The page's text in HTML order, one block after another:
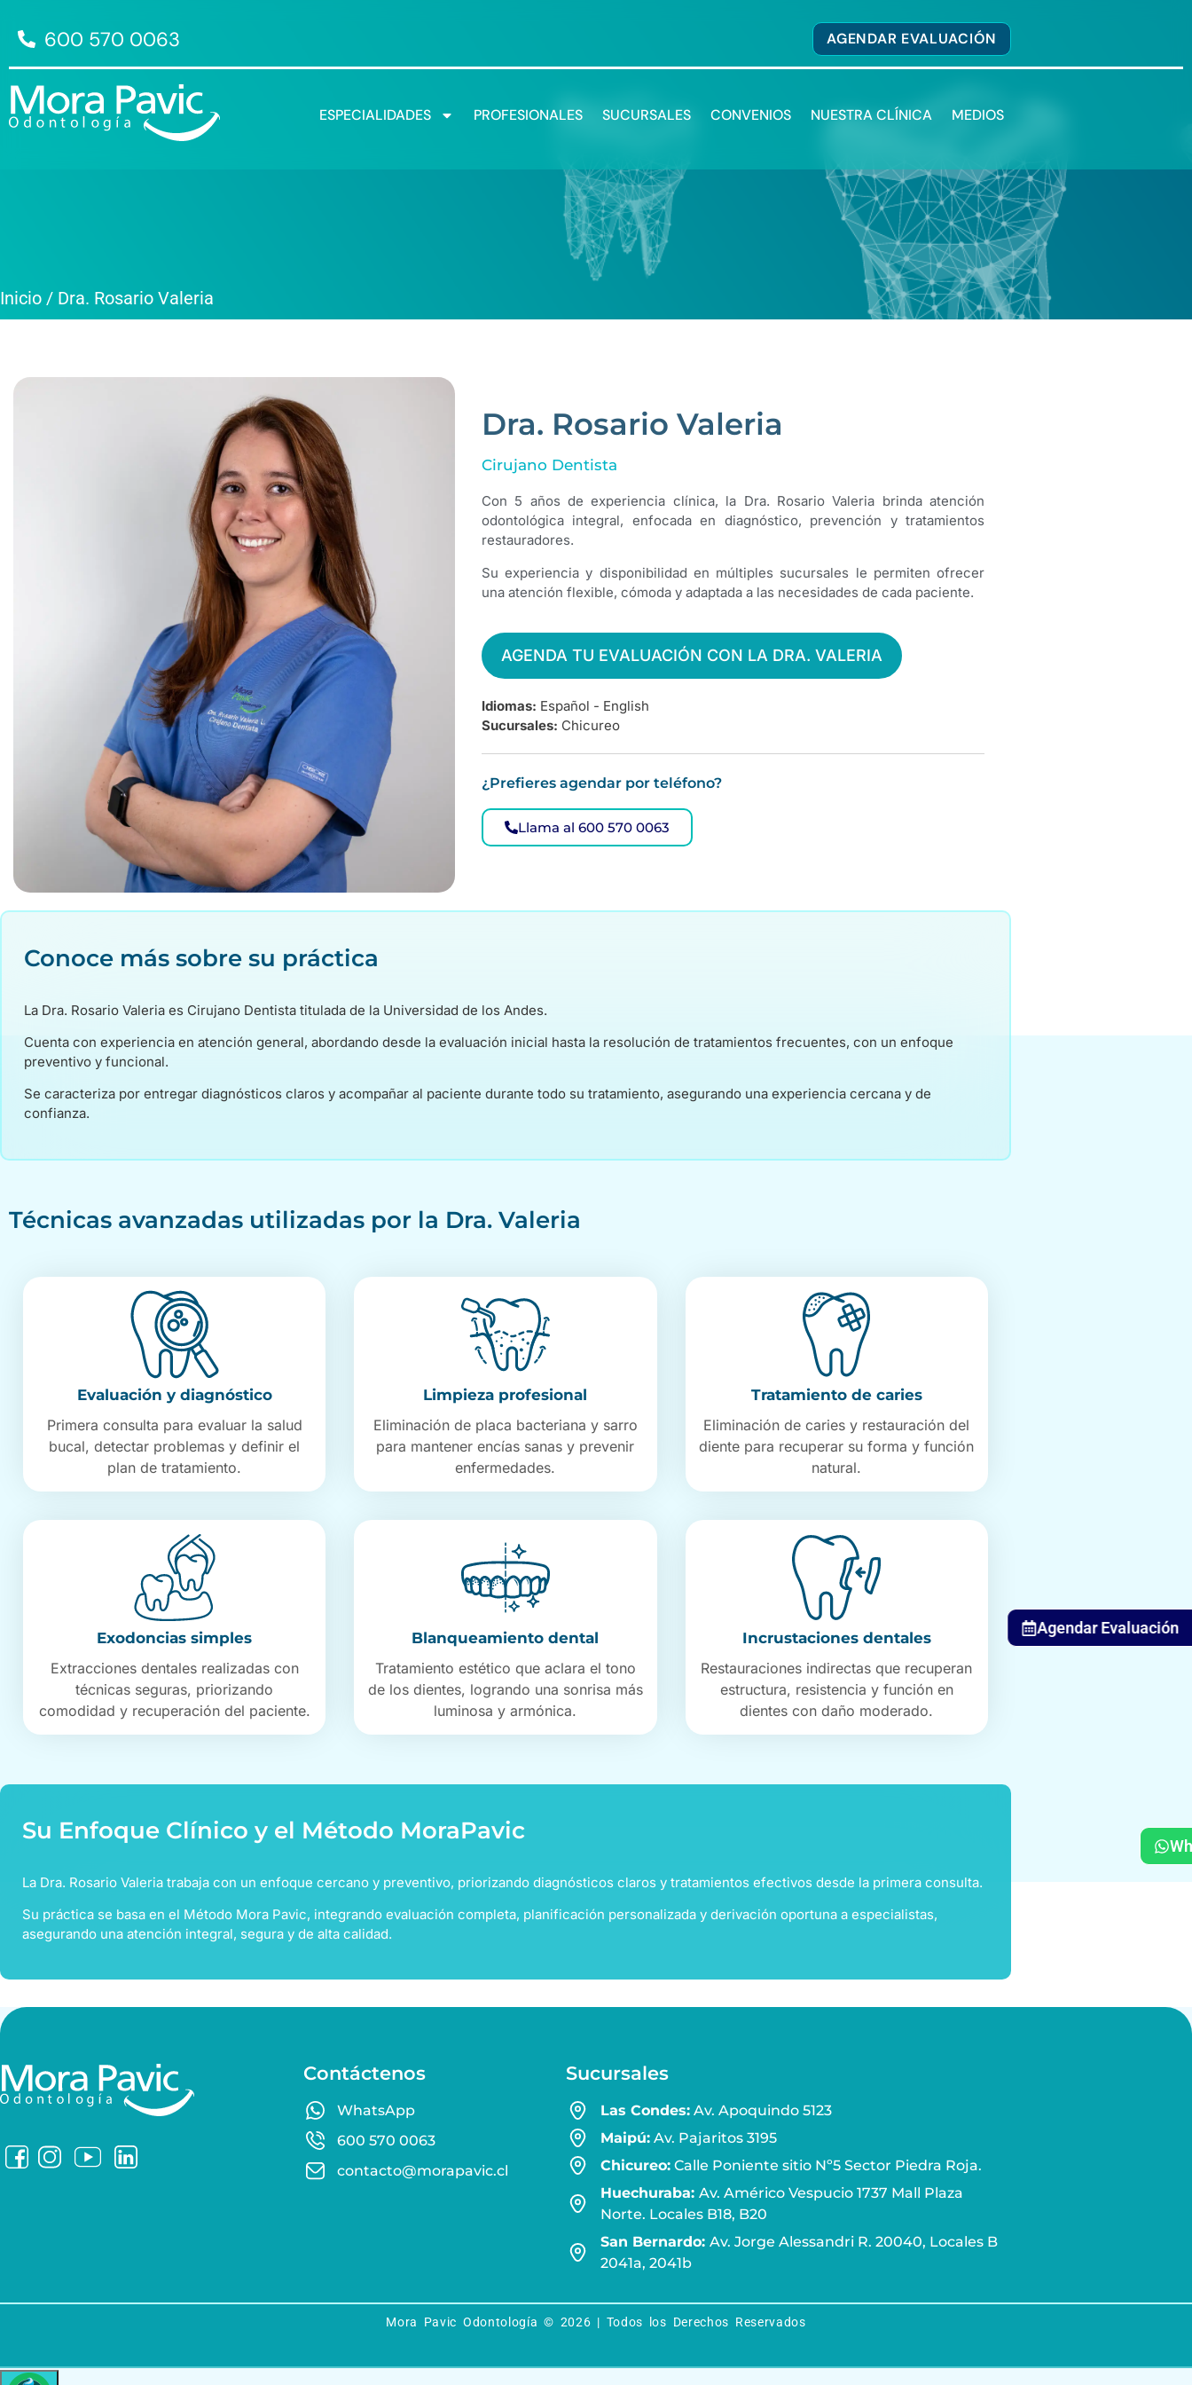
600 570 0063 AGENDAR EVALUACIÓN
ESPECIALIDADES PROFESIONALES SUCURSALES CONVENIOS NUESTRA CLÍNICA MEDIOS
Inicio / Dra. Rosario Valeria
Dra. Rosario Valeria
Cirujano Dentista
Con 5 años de experiencia clínica, la Dra. Rosario Valeria brinda atención
odontológica integral, enfocada en diagnóstico, prevención y tratamientos
restauradores.
Su experiencia y disponibilidad en múltiples sucursales le permiten ofrecer
una atención flexible, cómoda y adaptada a las necesidades de cada paciente.
AGENDA TU EVALUACIÓN CON LA DRA. VALERIA
Idiomas: Español - English
Sucursales: Chicureo
¿Prefieres agendar por teléfono?
Llama al 600 570 0063
Conoce más sobre su práctica
La Dra. Rosario Valeria es Cirujano Dentista titulada de la Universidad de los Andes.
Cuenta con experiencia en atención general, abordando desde la evaluación inicial hasta la resolución de tratamientos frecuentes, con un enfoque
preventivo y funcional.
Se caracteriza por entregar diagnósticos claros y acompañar al paciente durante todo su tratamiento, asegurando una experiencia cercana y de
confianza.
Técnicas avanzadas utilizadas por la Dra. Valeria
Evaluación y diagnóstico
Primera consulta para evaluar la salud
bucal, detectar problemas y definir el
plan de tratamiento.
Limpieza profesional
Eliminación de placa bacteriana y sarro
para mantener encías sanas y prevenir
enfermedades.
Tratamiento de caries
Eliminación de caries y restauración del
diente para recuperar su forma y función
natural.
Exodoncias simples
Extracciones dentales realizadas con
técnicas seguras, priorizando
comodidad y recuperación del paciente.
Blanqueamiento dental
Tratamiento estético que aclara el tono
de los dientes, logrando una sonrisa más
luminosa y armónica.
Incrustaciones dentales
Restauraciones indirectas que recuperan
estructura, resistencia y función en
dientes con daño moderado.
Su Enfoque Clínico y el Método MoraPavic
La Dra. Rosario Valeria trabaja con un enfoque cercano y preventivo, priorizando diagnósticos claros y tratamientos efectivos desde la primera consulta.
Su práctica se basa en el Método Mora Pavic, integrando evaluación completa, planificación personalizada y derivación oportuna a especialistas,
asegurando una atención integral, segura y de alta calidad.
Contáctenos
WhatsApp
600 570 0063
contacto@morapavic.cl
Sucursales
Las Condes:Av. Apoquindo 5123
Maipú:Av. Pajaritos 3195
Chicureo:Calle Poniente sitio Nº5 Sector Piedra Roja.
Huechuraba: Av. Américo Vespucio 1737 Mall Plaza
Norte. Locales B18, B20
San Bernardo: Av. Jorge Alessandri R. 20040, Locales B
2041a, 2041b
Mora Pavic Odontología © 2026 | Todos los Derechos Reservados
Agendar Evaluación
WhatsApp